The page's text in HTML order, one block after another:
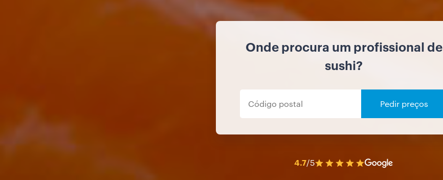
Onde procura um profissional de
sushi?
Pedir preços
4.7/5